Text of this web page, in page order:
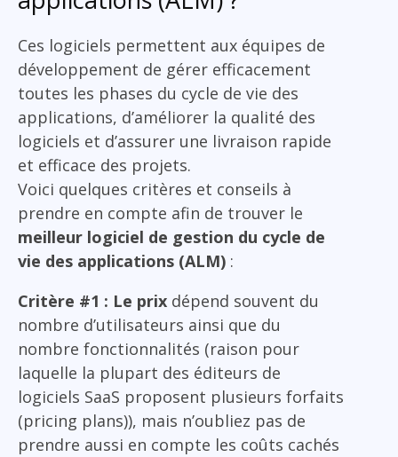
Ces logiciels permettent aux équipes de
développement de gérer efficacement
toutes les phases du cycle de vie des
applications, d’améliorer la qualité des
logiciels et d’assurer une livraison rapide
et efficace des projets.
Voici quelques critères et conseils à
prendre en compte afin de trouver le
meilleur logiciel de gestion du cycle de
vie des applications (ALM) :
Critère #1 : Le prix dépend souvent du
nombre d’utilisateurs ainsi que du
nombre fonctionnalités (raison pour
laquelle la plupart des éditeurs de
logiciels SaaS proposent plusieurs forfaits
(pricing plans)), mais n’oubliez pas de
prendre aussi en compte les coûts cachés